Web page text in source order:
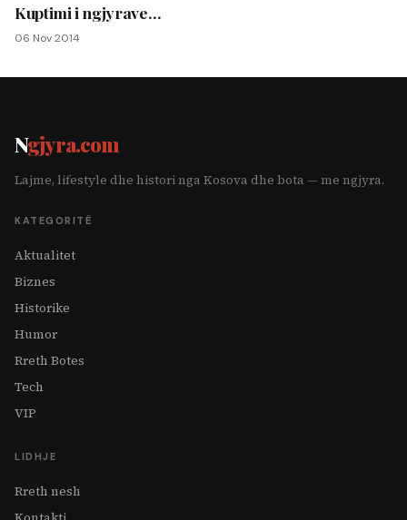
Kuptimi i ngjyrave…
06 Nov 2014
Ngjyra.com
Lajme, lifestyle dhe histori nga Kosova dhe bota — me ngjyra.
KATEGORITË
Aktualitet
Biznes
Historike
Humor
Rreth Botes
Tech
VIP
LIDHJE
Rreth nesh